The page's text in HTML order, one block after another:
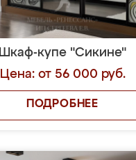
Шкаф-купе "Сикине"
Цена: от 56 000 руб.
ПОДРОБНЕЕ